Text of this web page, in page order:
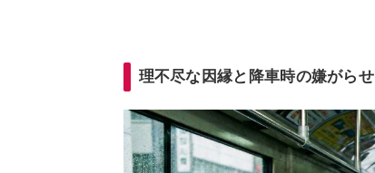
理不尽な因縁と降車時の嫌がらせ